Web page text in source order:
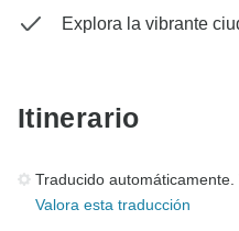
Explora la vibrante
Itinerario
Traducido automáticamente.
Valora esta traducción